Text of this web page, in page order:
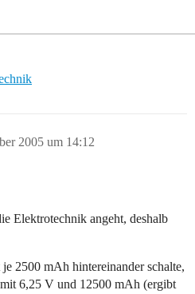
2005 um 14:12
Elektrotechnik angeht, deshalb
2500 mAh hintereinander schalte,
6,25 V und 12500 mAh (ergibt